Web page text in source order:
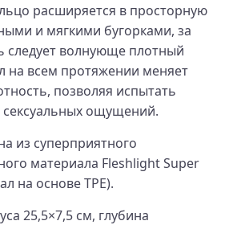
расширяется в просторную
и мягкими бугорками, за
следует волнующе плотный
на всем протяжении меняет
позволяя испытать
ощущений.
из суперприятного
материала Fleshlight Super
на основе TPE).
25,5×7,5 см, глубина